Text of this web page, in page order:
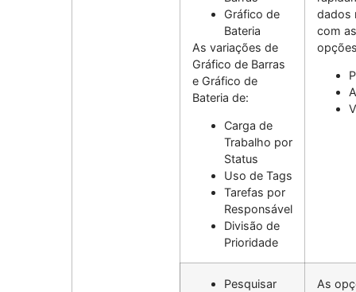
Gráfico de
Bateria
As variações de
Gráfico de Barras
e Gráfico de
Bateria de:
Carga de
Trabalho por
Status
Uso de Tags
Tarefas por
Responsável
Divisão de
Prioridade
dados
com
Pesquisar
As